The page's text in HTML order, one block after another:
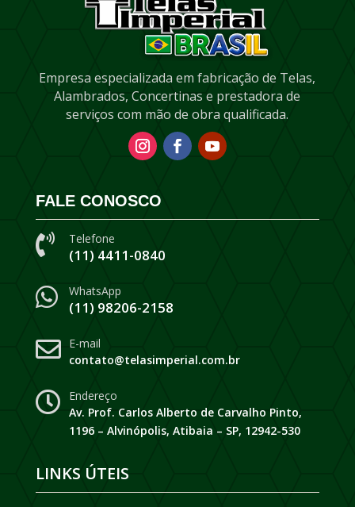
Empresa especializada em fabricação de Telas,
Alambrados, Concertinas e prestadora de
serviços com mão de obra qualificada.
FALE CONOSCO
 Telefone
(11) 4411-0840
 WhatsApp
(11) 98206-2158
 E-mail
contato@telasimperial.com.br

Endereço
Av. Prof. Carlos Alberto de Carvalho Pinto,
1196 – Alvinópolis, Atibaia – SP, 12942-530
LINKS ÚTEIS